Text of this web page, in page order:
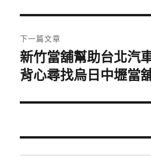
覽
文
章:
下一篇文章
下
一
文
新竹當舖幫助台北汽
背心尋找烏日中壢當